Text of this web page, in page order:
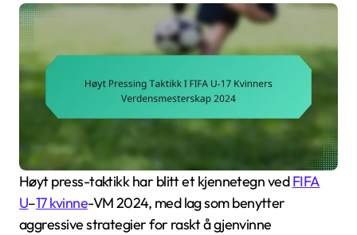
Høyt press-taktikk har blitt et kjennetegn vedFIFA
U–17 kvinne-VM 2024, med lag som benytter
aggressive strategier for raskt å gjenvinne